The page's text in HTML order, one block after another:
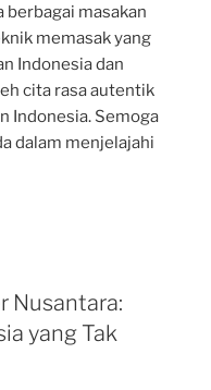
berbagai masakan
memasak yang
Indonesia dan
cita rasa autentik
Indonesia. Semoga
dalam menjelajahi
Nusantara:
yang Tak